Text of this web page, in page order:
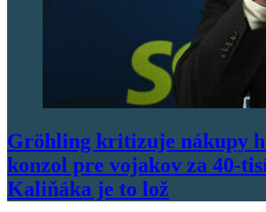
Gröhling kritizuje nákupy
konzol pre vojakov za 40-
Kaliňáka je to lož